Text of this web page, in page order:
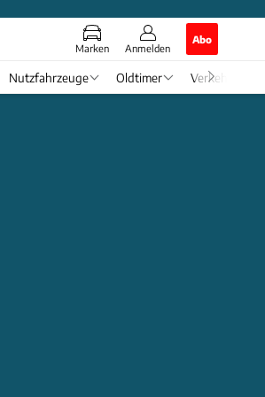
Marken Anmelden
Abo
Nutzfahrzeuge Oldtimer Verkehr